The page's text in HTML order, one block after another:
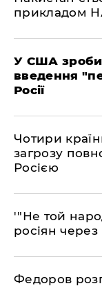
прикладом
​У США
введення
Росії
​Чотири
загрозу
Росією
​'"Не той
росіян
​Федоров